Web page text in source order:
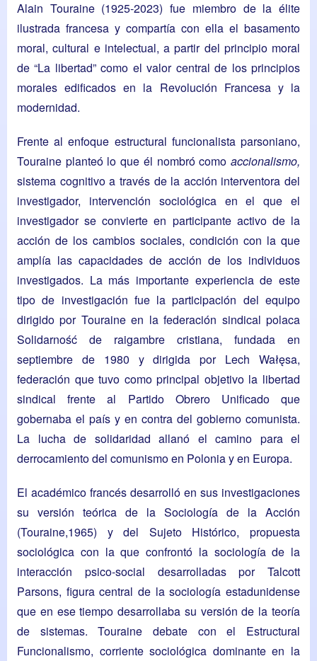
Alain Touraine (1925-2023) fue miembro de la élite
ilustrada francesa y compartía con ella el basamento
moral, cultural e intelectual, a partir del principio moral
de “La libertad” como el valor central de los principios
morales edificados en la Revolución Francesa y la
modernidad.
Frente al enfoque estructural funcionalista parsoniano,
Touraine planteó lo que él nombró como accionalismo,
sistema cognitivo a través de la acción interventora del
investigador, intervención sociológica en el que el
investigador se convierte en participante activo de la
acción de los cambios sociales, condición con la que
amplía las capacidades de acción de los individuos
investigados. La más importante experiencia de este
tipo de investigación fue la participación del equipo
dirigido por Touraine en la federación sindical polaca
Solidarność de raigambre cristiana, fundada en
septiembre de 1980 y dirigida por Lech Wałęsa,
federación que tuvo como principal objetivo la libertad
sindical frente al Partido Obrero Unificado que
gobernaba el país y en contra del gobierno comunista.
La lucha de solidaridad allanó el camino para el
derrocamiento del comunismo en Polonia y en Europa.
El académico francés desarrolló en sus investigaciones
su versión teórica de la Sociología de la Acción
(Touraine,1965) y del Sujeto Histórico, propuesta
sociológica con la que confrontó la sociología de la
interacción psico-social desarrolladas por Talcott
Parsons, figura central de la sociología estadunidense
que en ese tiempo desarrollaba su versión de la teoría
de sistemas. Touraine debate con el Estructural
Funcionalismo, corriente sociológica dominante en la